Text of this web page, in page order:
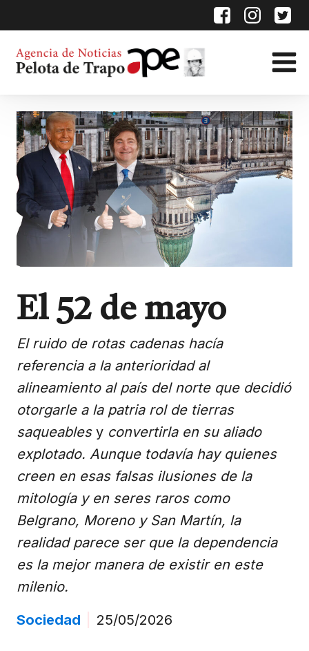
El 52 de mayo
El ruido de rotas cadenas hacía
referencia a la anterioridad al
alineamiento al país del norte que decidió
otorgarle a la patria rol de tierras
saqueables y convertirla en su aliado
explotado. Aunque todavía hay quienes
creen en esas falsas ilusiones de la
mitología y en seres raros como
Belgrano, Moreno y San Martín, la
realidad parece ser que la dependencia
es la mejor manera de existir en este
milenio.
Sociedad
25/05/2026